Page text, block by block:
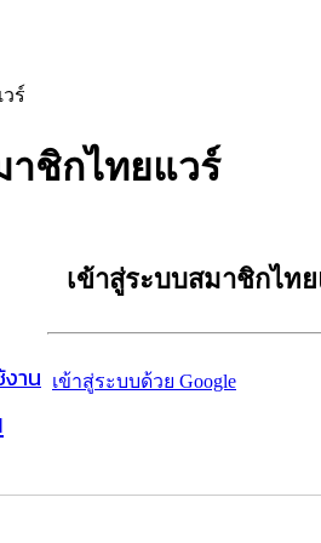
าชิกไทยแวร์
าน
เข้าสู่ระบบสมาชิกไท
เข้าสู่ระบบด้วย Google